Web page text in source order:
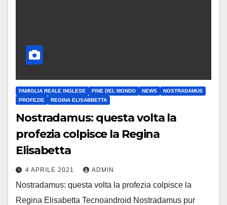
FAMIGLIA REALE INGLESE FINE DEL MONDO NEWS
NOSTRADAMUS
PROFEZIE
REGINA ELISABBETTA
Nostradamus: questa volta la
profezia colpisce la Regina
Elisabetta
4 APRILE 2021 ADMIN
Nostradamus: questa volta la profezia colpisce la
Regina Elisabetta Tecnoandroid Nostradamus pur